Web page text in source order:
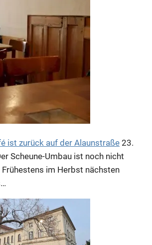
Anzeige
Anzeige
ist zurück auf der Alaunstraße 23.
Scheune-Umbau ist noch nicht
im Herbst nächsten